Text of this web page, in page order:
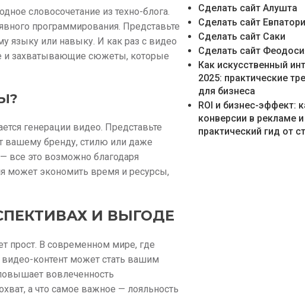
словосочетание из техно-блога.
программирования. Представьте
языку или навыку. И как раз с видео
и захватывающие сюжеты, которые
генерации видео. Представьте
вашему бренду, стилю или даже
это возможно благодаря
может экономить время и ресурсы,
И ВЫГОДЕ
прост. В современном мире, где
контент может стать вашим
вовлеченность
а что самое важное — лояльность
Сделать сайт Алушта
Сделать сайт
Сделать сайт Саки
Сделать сайт
Как искусственный
2025: практические
для бизнеса
ROI и бизнес-эффект:
конверсии в рекламе
практический гид от